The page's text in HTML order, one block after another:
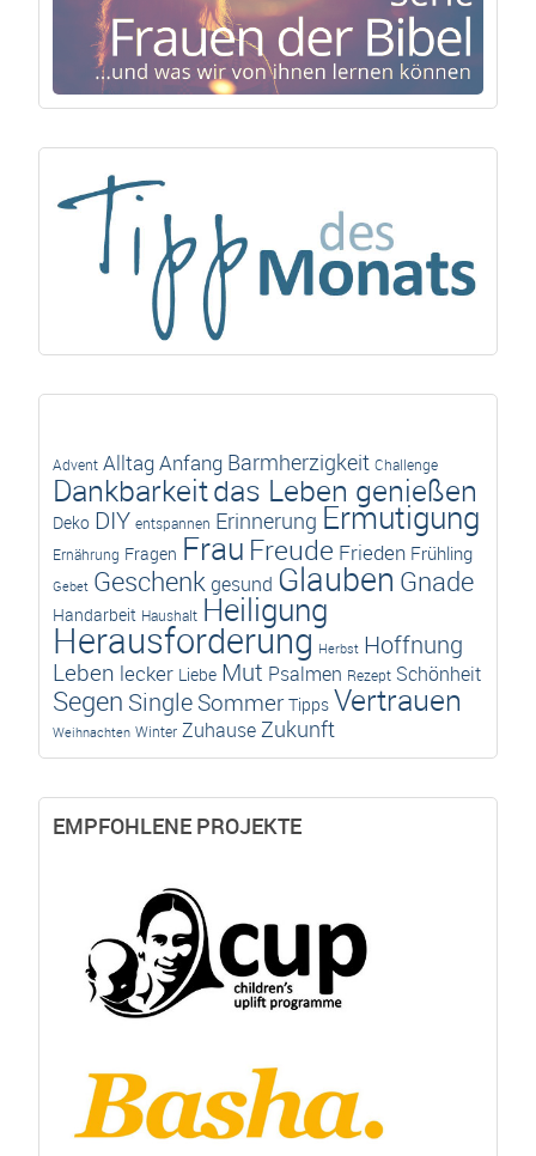
Advent AlltagAnfang Barmherzigkeit Challenge
Dankbarkeitdas Leben genießen
Deko DIY entspannen Erinnerung Ermutigung
Ernährung Fragen Frau Freude Frieden Frühling
Gebet Geschenk gesund Glauben Gnade
Handarbeit Haushalt Heiligung
Herausforderung Herbst Hoffnung
Leben lecker Liebe Mut Psalmen Rezept Schönheit
Segen SingleSommer Tipps Vertrauen
Weihnachten Winter ZuhauseZukunft
EMPFOHLENE PROJEKTE